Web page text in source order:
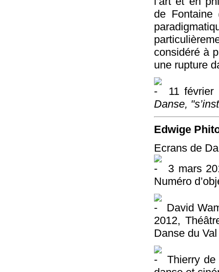
de Fontaine
considéré à
une rupture
11
Danse,
Edwige
Ecrans de
3 mars
Numéro
David
2012,
Danse du
Thierry de